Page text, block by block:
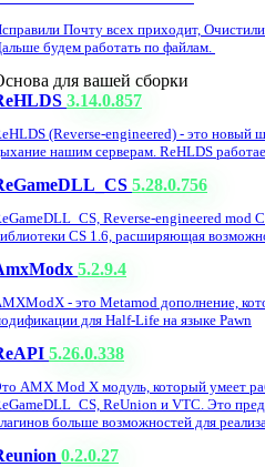
Почту всех приходит,
будем работать по файлам.
для вашей сборки
3.14.0.857
(Reverse-engineered) - это новый
нашим серверам. ReHLDS
5.28.0.756
Reverse-engineered mod
CS 1.6, расширяющая
5.2.9.4
- это Metamod дополнение,
для Half-Life на языке Pawn
5.26.0.338
AMX Mod X модуль, который умеет
ReUnion и VTC. Это
больше возможностей для
0.2.0.27